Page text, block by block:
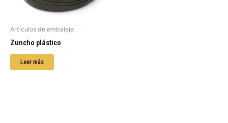
Artículos de embalaje
Zuncho plástico
Leer más